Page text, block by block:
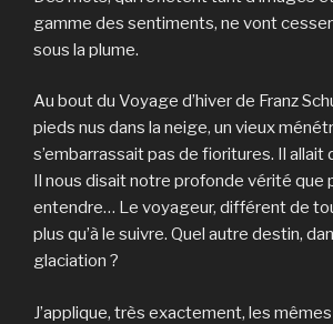
gamme des sentiments, ne vont cesser
sous la plume.
Au bout du Voyage d’hiver de Franz
pieds nus dans la neige, un vieux
s’embarrassait pas de fioritures. Il allait
Il nous disait notre profonde vérité que
entendre… Le voyageur, différent de
plus qu’à le suivre. Quel autre destin,
glaciation ?
J’applique, très exactement, les mêmes